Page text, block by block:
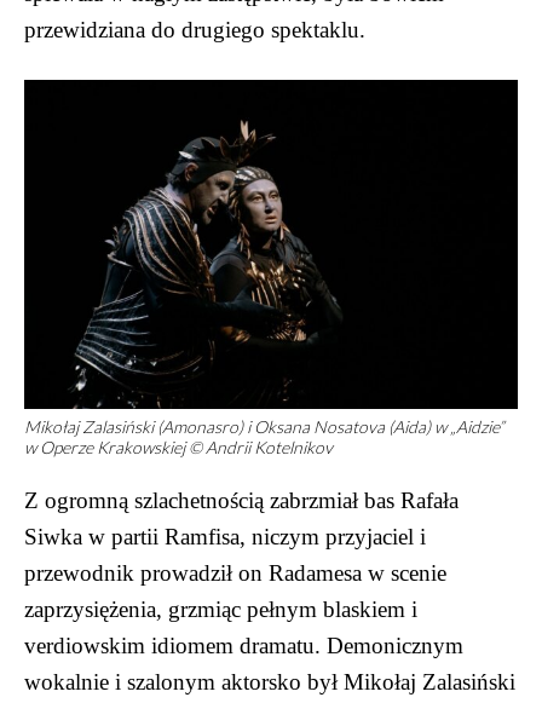
przewidziana do drugiego spektaklu.
Mikołaj Zalasiński (Amonasro) i Oksana Nosatova (Aida) w „Aidzie”
w Operze Krakowskiej © Andrii Kotelnikov
Z ogromną szlachetnością zabrzmiał bas Rafała
Siwka w partii Ramfisa, niczym przyjaciel i
przewodnik prowadził on Radamesa w scenie
zaprzysiężenia, grzmiąc pełnym blaskiem i
verdiowskim idiomem dramatu. Demonicznym
wokalnie i szalonym aktorsko był Mikołaj Zalasiński